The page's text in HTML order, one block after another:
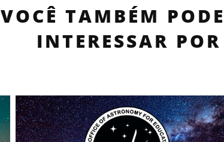
VOCÊ TAMBÉM
INTERESSAR POR